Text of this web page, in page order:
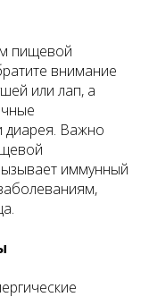
пищевой
внимание
или лап, а
диарея. Важно
иммунный